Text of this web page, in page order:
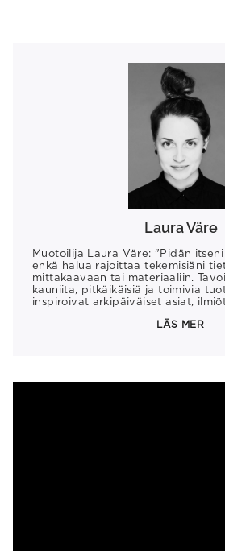
Laura Väre
Muotoilija Laura Väre: "Pidän
enkä halua rajoittaa tekemisiäni
mittakaavaan tai materiaaliin.
kauniita, pitkäikäisiä ja toimivia
inspiroivat arkipäiväiset asiat,
LÄS MER